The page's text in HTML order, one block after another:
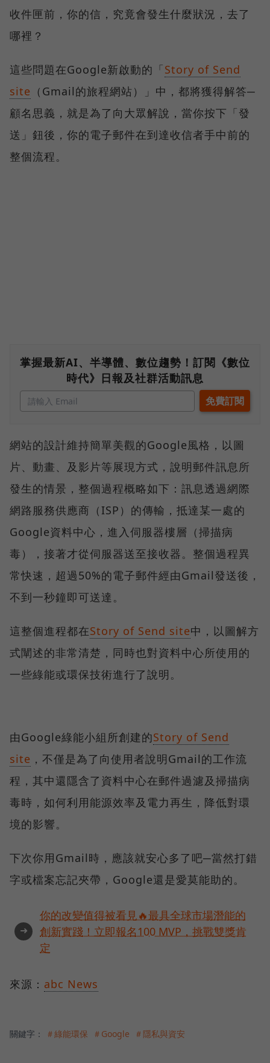
收件匣前，你的信，究竟會發生什麼狀況，去了
哪裡？
這些問題在Google新啟動的「Story of Send
site （Gmail的旅程網站）」中，都將獲得解答─
顧名思義，就是為了向大眾解說，當你按下「發
送」鈕後，你的電子郵件在到達收信者手中前的
整個流程。
掌握最新AI、半導體、數位趨勢！訂閱《數位
時代》日報及社群活動訊息
網站的設計維持簡單美觀的Google風格，以圖
片、動畫、及影片等展現方式，說明郵件訊息所
發生的情景，整個過程概略如下：訊息透過網際
網路服務供應商（ISP）的傳輸，抵達某一處的
Google資料中心，進入伺服器樓層（掃描病
毒），接著才從伺服器送至接收器。整個過程異
常快速，超過50%的電子郵件經由Gmail發送後，
不到一秒鐘即可送達。
這整個進程都在Story of Send site中，以圖解方
式闡述的非常清楚，同時也對資料中心所使用的
一些綠能或環保技術進行了說明。
由Google綠能小組所創建的Story of Send
site ，不僅是為了向使用者說明Gmail的工作流
程，其中還隱含了資料中心在郵件過濾及掃描病
毒時，如何利用能源效率及電力再生，降低對環
境的影響。
下次你用Gmail時，應該就安心多了吧─當然打錯
字或檔案忘記夾帶，Google還是愛莫能助的。
➜
你的改變值得被看見🔥最具全球市場潛能的
創新實踐！立即報名100 MVP，挑戰雙獎肯
定
來源： abc News
關鍵字： ＃綠能環保 ＃Google ＃隱私與資安